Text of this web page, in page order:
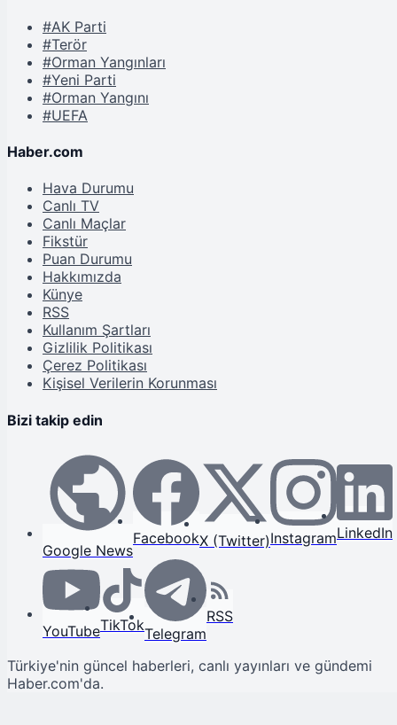
#AK Parti
#Terör
#Orman Yangınları
#Yeni Parti
#Orman Yangını
#UEFA
Haber.com
Hava Durumu
Canlı TV
Canlı Maçlar
Fikstür
Puan Durumu
Hakkımızda
Künye
RSS
Kullanım Şartları
Gizlilik Politikası
Çerez Politikası
Kişisel Verilerin Korunması
Bizi takip edin
Google News
FacebookX (Twitter)InstagramLinkedIn
YouTubeTikTokTelegram
RSS
Türkiye'nin güncel haberleri, canlı yayınları ve gündemi
Haber.com'da.